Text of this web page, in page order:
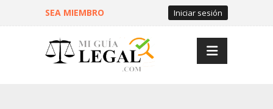
SEA MIEMBRO Iniciar sesión